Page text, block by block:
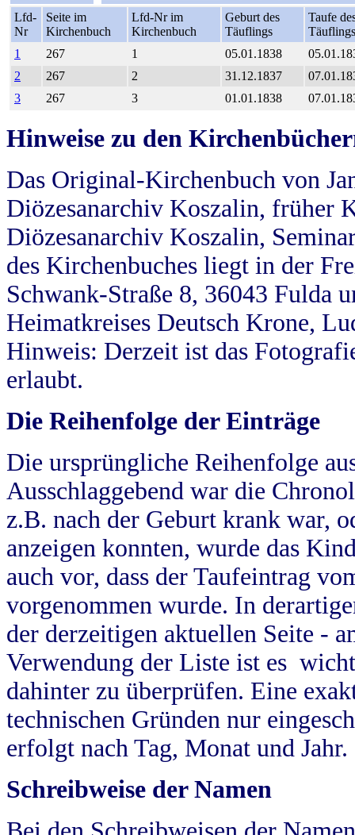
Lfd-
Nr
Seite im
Kirchenbuch
Lfd-Nr im
Kirchenbuch
Geburt des
Täuflings
Taufe
Täuflings
1
267 1 05.01.1838
2
267 2 31.12.1837
3
267 3 01.01.1838
Hinweise zu den
Das Original-Kirchenbuch von
Diözesanarchiv Koszalin, früher
Diözesanarchiv Koszalin,
des Kirchenbuches liegt in der
Schwank-Straße 8, 36043 Fulda
Heimatkreises Deutsch Krone,
Hinweis: Derzeit ist das
erlaubt.
Die Reihenfolge der Einträge
Die ursprüngliche Reihenfolge
Ausschlaggebend war die
z.B. nach der Geburt krank war,
anzeigen konnten, wurde das
auch vor, dass der Taufeintrag
vorgenommen wurde. In
der derzeitigen aktuellen Seite -
Verwendung der Liste ist es
dahinter zu überprüfen. Eine
technischen Gründen nur
erfolgt nach Tag, Monat und Jahr.
Schreibweise der Namen